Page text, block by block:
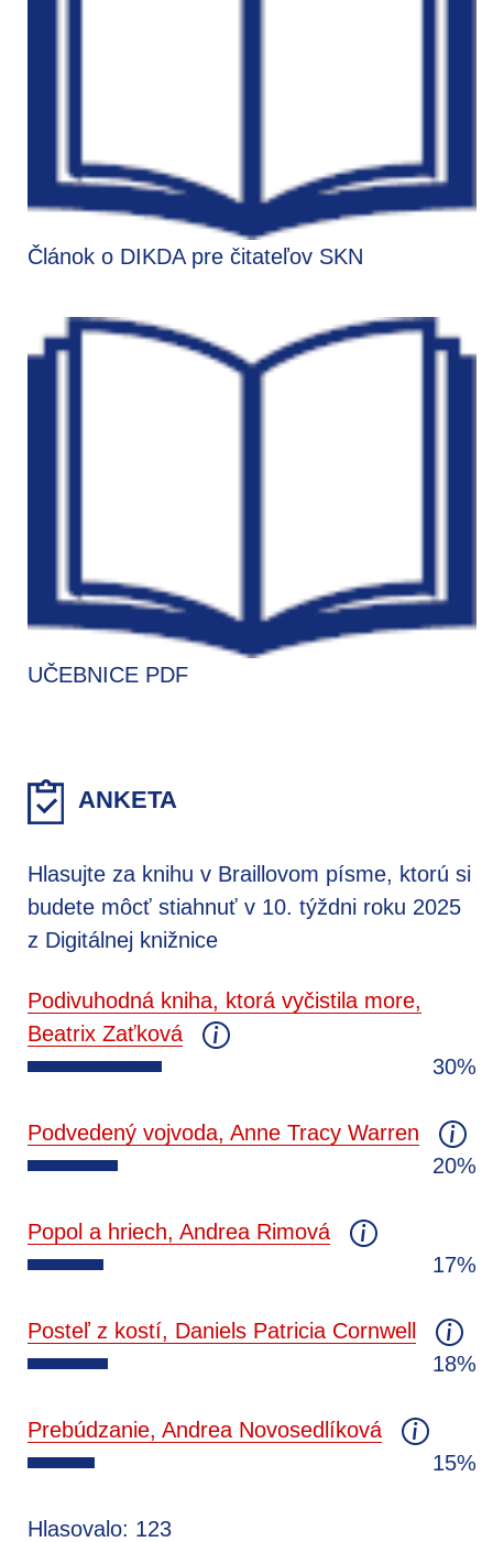
Článok o DIKDA pre čitateľov SKN
UČEBNICE PDF
ANKETA
Hlasujte za knihu v Braillovom písme, ktorú si
budete môcť stiahnuť v 10. týždni roku 2025
z Digitálnej knižnice
Podivuhodná kniha, ktorá vyčistila more,
Beatrix Zaťková
30%
Podvedený vojvoda, Anne Tracy Warren
20%
Popol a hriech, Andrea Rimová
17%
Posteľ z kostí, Daniels Patricia Cornwell
18%
Prebúdzanie, Andrea Novosedlíková
15%
Hlasovalo: 123